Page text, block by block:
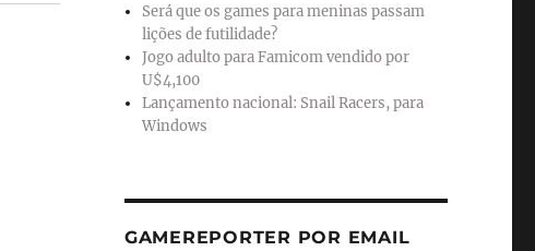
Será que os games para meninas passam
lições de futilidade?
Jogo adulto para Famicom vendido por
U$4,100
Lançamento nacional: Snail Racers, para
Windows
GAMEREPORTER POR EMAIL